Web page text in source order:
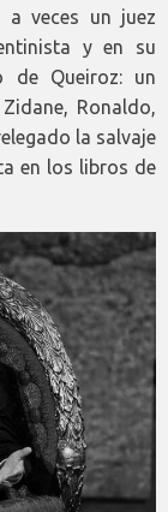
veces un juez
y en su
de Queiroz: un
Zidane, Ronaldo,
la salvaje
en los libros de